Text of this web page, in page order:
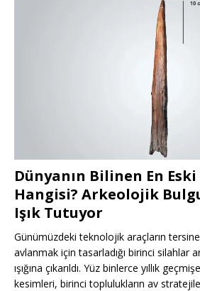
Dünyanın Bilinen En Eski
Hangisi? Arkeolojik
Işık Tutuyor
Günümüzdeki teknolojik araçların
avlanmak için tasarladığı birinci silahlar
ışığına çıkarıldı. Yüz binlerce yıllık
kesimleri, birinci toplulukların av